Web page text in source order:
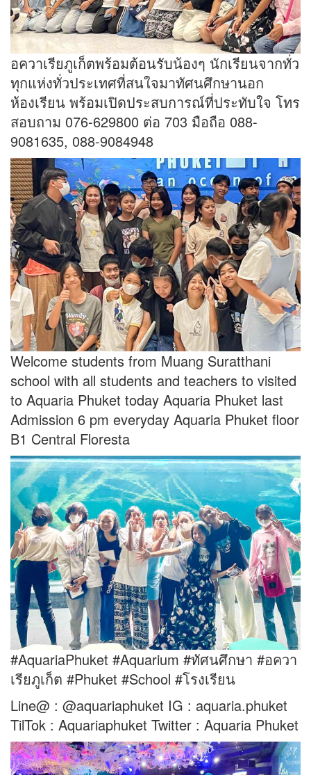
อควาเรียภูเก็ตพร้อมต้อนรับน้องๆ นักเรียนจากทั่ว
ทุกแห่งทั่วประเทศที่สนใจมาทัศนศึกษานอก
ห้องเรียน พร้อมเปิดประสบการณ์ที่ประทับใจ โทร
สอบถาม 076-629800 ต่อ 703 มือถือ 088-
9081635, 088-9084948
Welcome students from Muang Suratthani
school with all students and teachers to visited
to Aquaria Phuket today Aquaria Phuket last
Admission 6 pm everyday Aquaria Phuket floor
B1 Central Floresta
#AquariaPhuket #Aquarium #ทัศนศึกษา #อควา
เรียภูเก็ต #Phuket #School #โรงเรียน
Line@ : @aquariaphuket IG : aquaria.phuket
TilTok : Aquariaphuket Twitter : Aquaria Phuket